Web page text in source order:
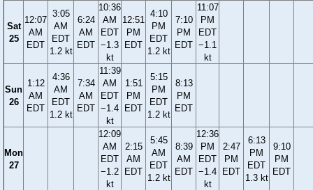
Sat
25
12:07
AM
EDT
3:05
AM
EDT
1.2 kt
6:24
AM
EDT
10:36
AM
EDT
−1.3
kt
12:51
PM
EDT
4:10
PM
EDT
1.2 kt
7:10
PM
EDT
11:07
PM
EDT
−1.1
kt
Sun
26
1:12
AM
EDT
4:36
AM
EDT
1.2 kt
7:34
AM
EDT
11:39
AM
EDT
−1.4
kt
1:51
PM
EDT
5:15
PM
EDT
1.2 kt
8:13
PM
EDT
Mon
27
12:09
AM
EDT
−1.2
kt
2:15
AM
EDT
5:45
AM
EDT
1.2 kt
8:39
AM
EDT
12:36
PM
EDT
−1.4
kt
2:47
PM
EDT
6:13
PM
EDT
1.3 kt
9:10
PM
EDT